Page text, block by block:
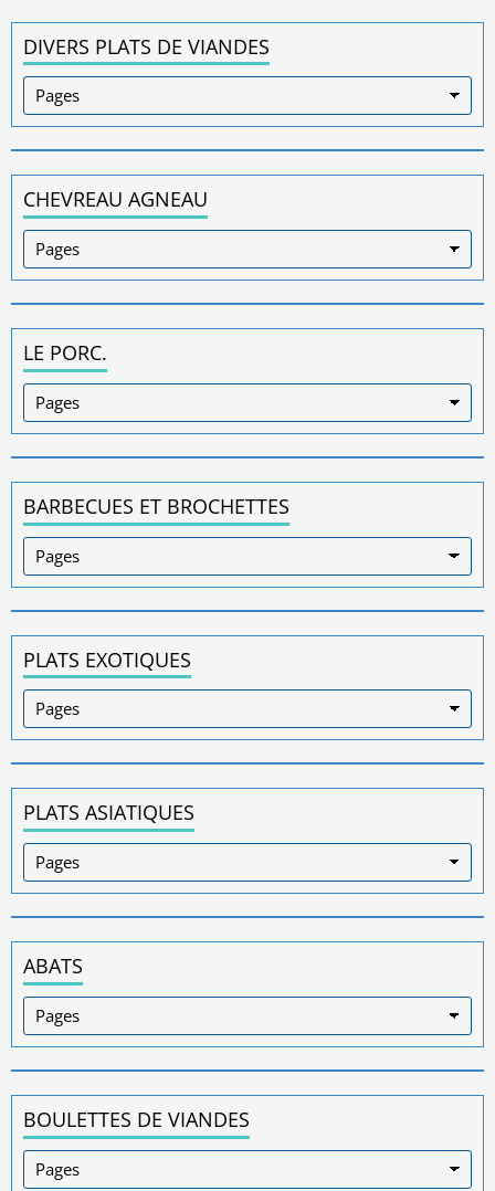
DIVERS PLATS DE VIANDES
CHEVREAU AGNEAU
LE PORC.
BARBECUES ET BROCHETTES
PLATS EXOTIQUES
PLATS ASIATIQUES
ABATS
BOULETTES DE VIANDES